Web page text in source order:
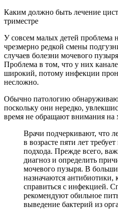
Каким должно быть лечение
триместре
У совсем малых детей проблема
чрезмерно редкой смены
случаев болезни мочевого
Проблема в том, что у них
широкий, потому инфекции
несложно.
Обычно патологию
поскольку они нередко,
время не обращают внимания на
Врачи подчеркивают, что
в возрасте пяти лет
подхода. Прежде всего,
диагноз и определить
мочевого пузыря. В
назначаются антибиотики,
справиться с инфекцией.
рекомендуют обильное
выведение бактерий из